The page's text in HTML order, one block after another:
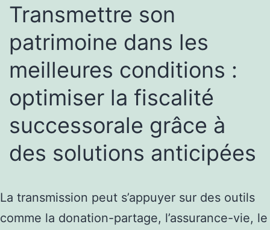
Transmettre son
patrimoine dans les
meilleures conditions :
optimiser la fiscalité
successorale grâce à
des solutions anticipées
La transmission peut s’appuyer sur des outils
comme la donation-partage, l’assurance-vie, le